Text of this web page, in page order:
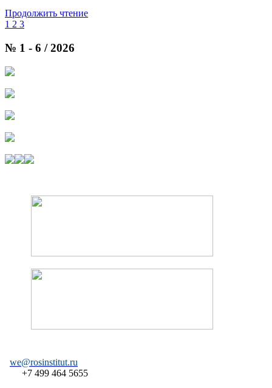
Продолжить чтение
1 2 3
№ 1 - 6 / 2026
we@rosinstitut.ru
+7 499 464 5655